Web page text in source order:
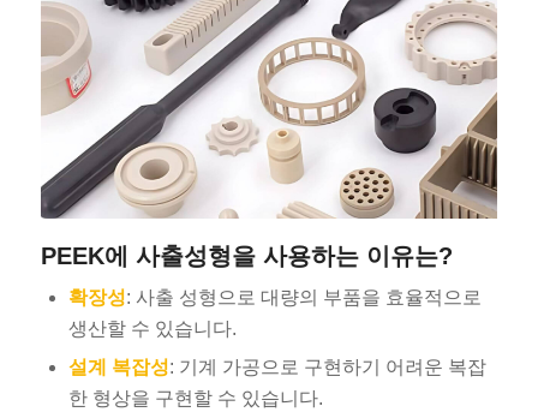
PEEK에 사출성형을 사용하는 이유는?
확장성: 사출 성형으로 대량의 부품을 효율적으로
생산할 수 있습니다.
설계 복잡성: 기계 가공으로 구현하기 어려운 복잡
한 형상을 구현할 수 있습니다.